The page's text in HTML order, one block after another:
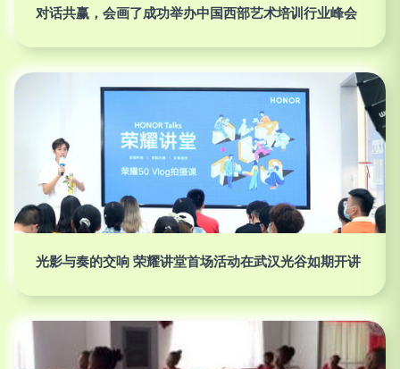
对话共赢，会画了成功举办中国西部艺术培训行业峰会
光影与奏的交响 荣耀讲堂首场活动在武汉光谷如期开讲